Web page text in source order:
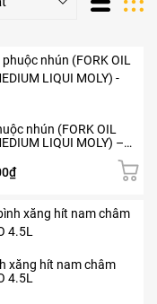
nhún (FORK OIL
LIQUI MOLY) –
₫
xăng hít nam châm
4.5L